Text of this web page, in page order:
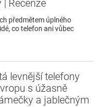
Recenze
předmětem úplného
co telefon ani vůbec
levnější telefony
s úžasně
a jablečným